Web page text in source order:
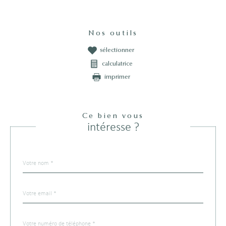
Nos outils
sélectionner
calculatrice
imprimer
Ce bien vous
intéresse ?
*
*